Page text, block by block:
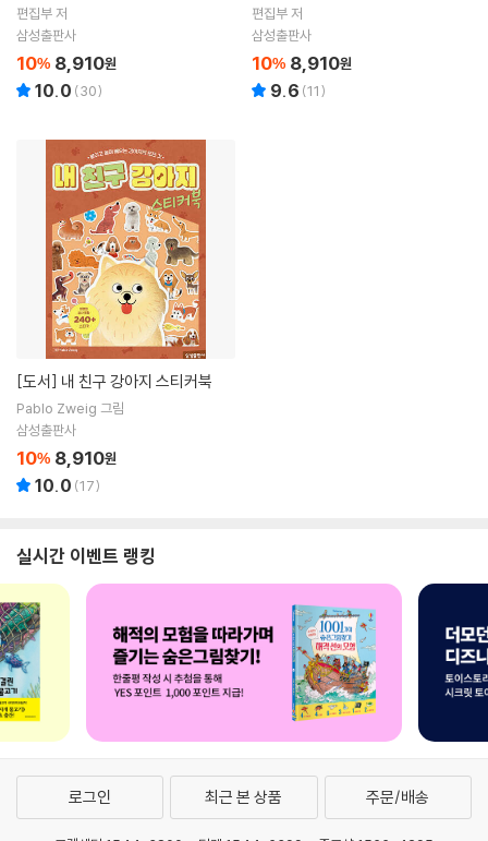
편집부 저
삼성출판사
10% 8,910원
10.0 (30)
편집부 저
삼성출판사
10% 8,910원
9.6 (11)
[도서] 내 친구 강아지 스티커북
Pablo Zweig 그림
삼성출판사
10% 8,910원
10.0 (17)
실시간 이벤트 랭킹
로그인 최근 본 상품 주문/배송